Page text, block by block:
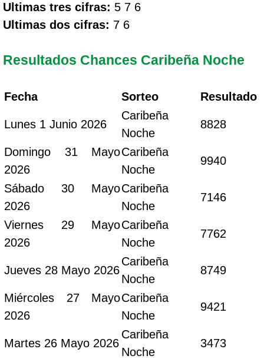
Ultimas tres cifras: 5 7 6
Ultimas dos cifras: 7 6
Resultados Chances Caribeña Noche
Fecha Sorteo Resultado
Lunes 1 Junio 2026
Caribeña
Noche
8828
Domingo 31 Mayo
2026
Caribeña
Noche
9940
Sábado 30 Mayo
2026
Caribeña
Noche
7146
Viernes 29 Mayo
2026
Caribeña
Noche
7762
Jueves 28 Mayo 2026
Caribeña
Noche
8749
Miércoles 27 Mayo
2026
Caribeña
Noche
9421
Martes 26 Mayo 2026
Caribeña
Noche
3473